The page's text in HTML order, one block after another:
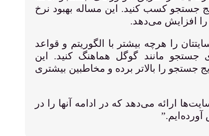
جستجو کسب کنید. این مساله بهبود نرخ
را افزایش می‌دهد.
را هرچه بیشتر با الگوریتم و قواعد
جستجو مانند گوگل هماهنگ کنید. این
جستجو را بالاتر برده و مخاطبین بیشتری
ارائه می‌دهد که در ادامه آنها را در